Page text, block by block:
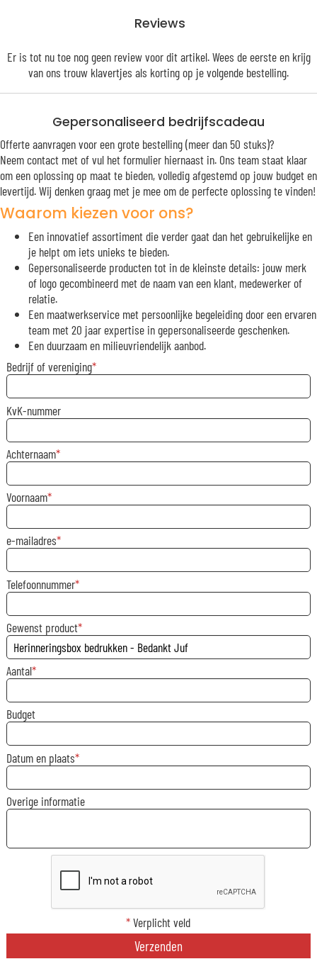
Reviews
Er is tot nu toe nog geen review voor dit artikel. Wees de eerste en krijg
van ons trouw klavertjes als korting op je volgende bestelling.
Gepersonaliseerd bedrijfscadeau
Offerte aanvragen voor een grote bestelling (meer dan 50 stuks)?
Neem contact met of vul het formulier hiernaast in. Ons team staat klaar
om een oplossing op maat te bieden, volledig afgestemd op jouw budget en
levertijd. Wij denken graag met je mee om de perfecte oplossing te vinden!
Waarom kiezen voor ons?
Een innovatief assortiment die verder gaat dan het gebruikelijke en
je helpt om iets unieks te bieden.
Gepersonaliseerde producten tot in de kleinste details: jouw merk
of logo gecombineerd met de naam van een klant, medewerker of
relatie.
Een maatwerkservice met persoonlijke begeleiding door een ervaren
team met 20 jaar expertise in gepersonaliseerde geschenken.
Een duurzaam en milieuvriendelijk aanbod.
Bedrijf of vereniging
KvK-nummer
Achternaam
Voornaam
e-mailadres
Telefoonnummer
Gewenst product
Aantal
Budget
Datum en plaats
Overige informatie
*Verplicht veld
Verzenden